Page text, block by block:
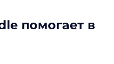
помогает в